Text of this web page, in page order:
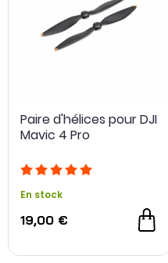
Paire d'hélices pour DJI
Mavic 4 Pro
En stock
19,00 €